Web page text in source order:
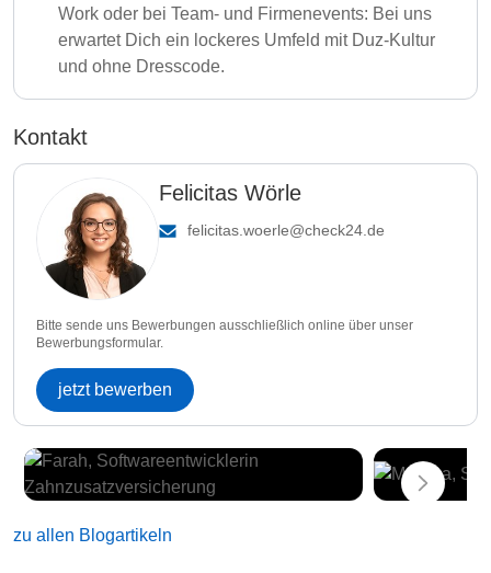
Work oder bei Team- und Firmenevents: Bei uns
erwartet Dich ein lockeres Umfeld mit Duz-Kultur
und ohne Dresscode.
Kontakt
Felicitas Wörle
felicitas.woerle@check24.de
Bitte sende uns Bewerbungen ausschließlich online über unser
Bewerbungsformular.
jetzt bewerben
zu allen Blogartikeln